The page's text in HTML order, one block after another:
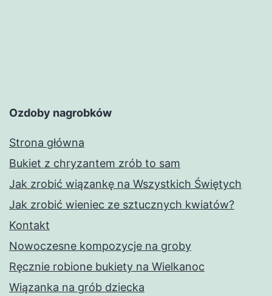
Ozdoby nagrobków
Strona główna
Bukiet z chryzantem zrób to sam
Jak zrobić wiązankę na Wszystkich Świętych
Jak zrobić wieniec ze sztucznych kwiatów?
Kontakt
Nowoczesne kompozycje na groby
Ręcznie robione bukiety na Wielkanoc
Wiązanka na grób dziecka